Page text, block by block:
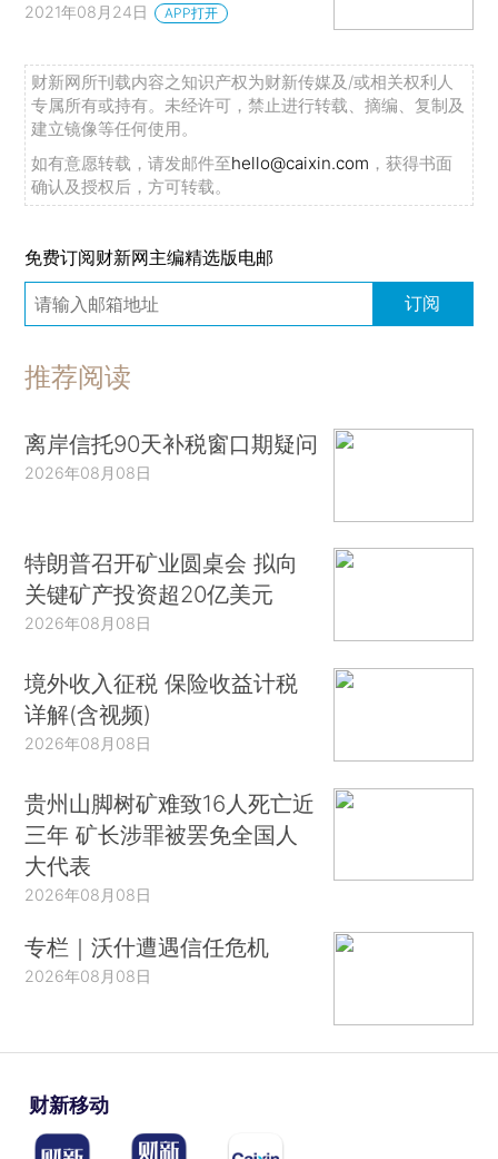
2021年08月24日 APP打开
财新网所刊载内容之知识产权为财新传媒及/或相关权利人
专属所有或持有。未经许可，禁止进行转载、摘编、复制及
建立镜像等任何使用。
如有意愿转载，请发邮件至hello@caixin.com ，获得书面
确认及授权后，方可转载。
免费订阅财新网主编精选版电邮
订阅
推荐阅读
离岸信托90天补税窗口期疑问
2026年08月08日
特朗普召开矿业圆桌会 拟向
关键矿产投资超20亿美元
2026年08月08日
境外收入征税 保险收益计税
详解(含视频)
2026年08月08日
贵州山脚树矿难致16人死亡近
三年 矿长涉罪被罢免全国人
大代表
2026年08月08日
专栏｜沃什遭遇信任危机
2026年08月08日
财新移动